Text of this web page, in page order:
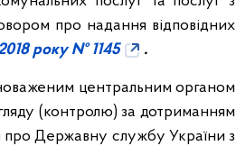
про надання відповідних
2018 року № 1145 .
центральним органом
(контролю) за дотриманням
про Державну службу України з